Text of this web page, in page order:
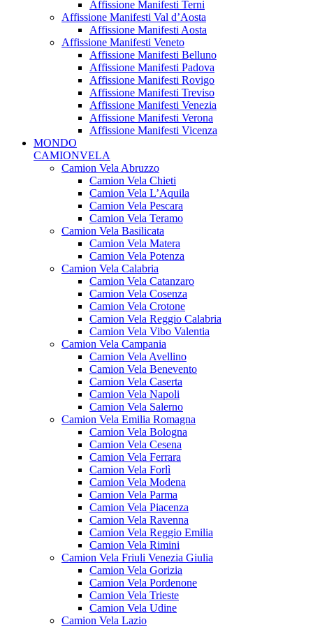
Affissione Manifesti Terni
Affissione Manifesti Val d’Aosta
Affissione Manifesti Aosta
Affissione Manifesti Veneto
Affissione Manifesti Belluno
Affissione Manifesti Padova
Affissione Manifesti Rovigo
Affissione Manifesti Treviso
Affissione Manifesti Venezia
Affissione Manifesti Verona
Affissione Manifesti Vicenza
MONDO
CAMIONVELA
Camion Vela Abruzzo
Camion Vela Chieti
Camion Vela L’Aquila
Camion Vela Pescara
Camion Vela Teramo
Camion Vela Basilicata
Camion Vela Matera
Camion Vela Potenza
Camion Vela Calabria
Camion Vela Catanzaro
Camion Vela Cosenza
Camion Vela Crotone
Camion Vela Reggio Calabria
Camion Vela Vibo Valentia
Camion Vela Campania
Camion Vela Avellino
Camion Vela Benevento
Camion Vela Caserta
Camion Vela Napoli
Camion Vela Salerno
Camion Vela Emilia Romagna
Camion Vela Bologna
Camion Vela Cesena
Camion Vela Ferrara
Camion Vela Forlì
Camion Vela Modena
Camion Vela Parma
Camion Vela Piacenza
Camion Vela Ravenna
Camion Vela Reggio Emilia
Camion Vela Rimini
Camion Vela Friuli Venezia Giulia
Camion Vela Gorizia
Camion Vela Pordenone
Camion Vela Trieste
Camion Vela Udine
Camion Vela Lazio